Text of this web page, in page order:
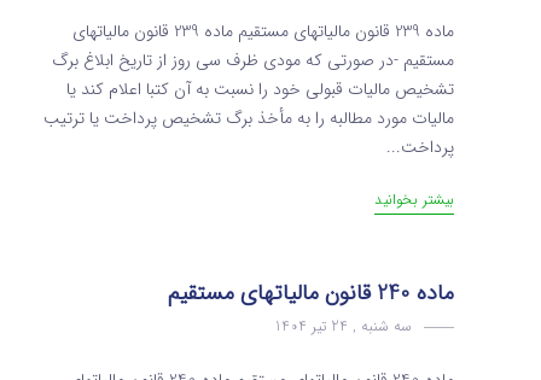
ماده 239 قانون مالیاتهای مستقیم ماده 239 قانون مالیاتهای
مستقیم -در صورتی که مودی ظرف سی روز از تاریخ ابلاغ برگ
تشخیص مالیات قبولی خود را نسبت به آن کتبا اعلام کند یا
مالیات مورد مطالبه ‌را به مأخذ برگ تشخیص پرداخت یا ترتیب
پرداخت...
بیشتر بخوانید
ماده 240 قانون مالیاتهای مستقیم
سه شنبه , 24 تیر 1404